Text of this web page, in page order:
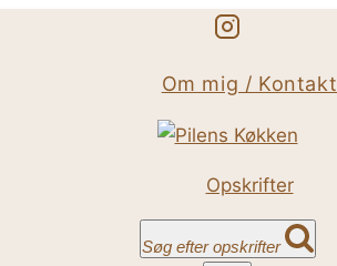
Om mig / Kontakt
Opskrifter
Søg efter opskrifter